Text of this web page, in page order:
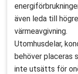
även leda till
värmeavgivning.
Utomhusdelar,
behöver placeras
inte utsätts för